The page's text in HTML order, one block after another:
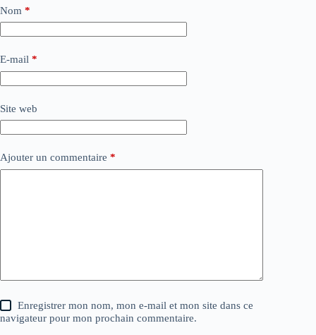
Nom *
E-mail *
Site web
Ajouter un commentaire *
Enregistrer mon nom, mon e-mail et mon site dans ce
navigateur pour mon prochain commentaire.